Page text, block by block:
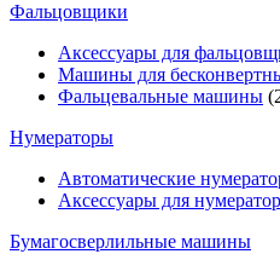
Фальцовщики
Аксессуары для
Машины для
Фальцевальные машины
Нумераторы
Автоматические
Аксессуары для
Бумагосверлильные машины